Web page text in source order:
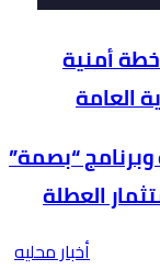
خطة أمنية
العامة
وبرنامج “بصمة”
العطلة
أخبار محليه